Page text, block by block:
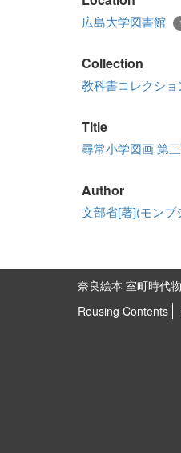
広島大学図書館
Collection
教科書コレクショ
Title
尋常小学図画 第
Author
文部省[著](モンブ
奈良絵本 室町時代
Reusing Contents